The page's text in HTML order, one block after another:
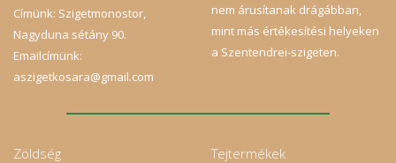
Címünk: Szigetmonostor,
Nagyduna sétány 90.
Emailcímünk:
aszigetkosara@gmail.com
nem árusítanak drágábban,
mint más értékesítési helyeken
a Szentendrei-szigeten.
Zöldség Tejtermékek